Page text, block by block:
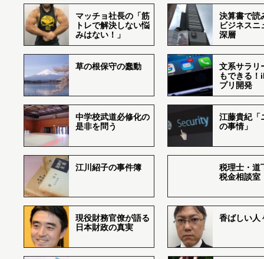
マッチョ社長の「筋
トレで解決しない悩
みはない！」
決算書で読
ビジネスニ
深層
草の根保守の蠢動
文系サラリ
もできる
プリ開発
中学校武道必修化の
是非を問う
江藤貴紀「
の事情」
江川紹子の事件簿
税理士・道
税金相談室
現役財務官僚が語る
日本財政の真実
香ばしい